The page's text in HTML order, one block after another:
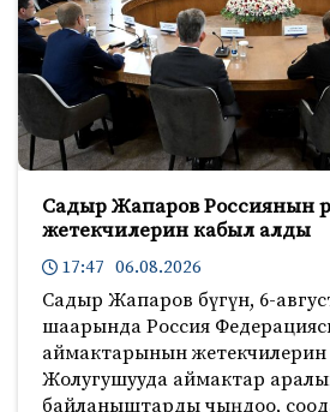
Садыр Жапаров Россиянын
жетекчилерин кабыл алды
17:47 06.08.2026
Садыр Жапаров бүгүн, 6-
шаарында Россия
аймактарынын
Жолугушууда аймактар
байланыштарды чыңдоо,